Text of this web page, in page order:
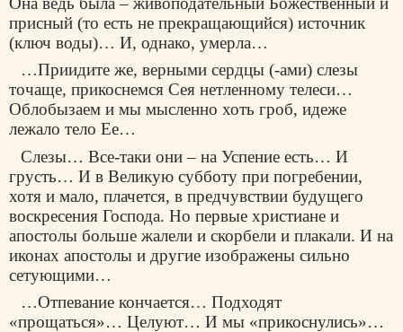
присный (то есть не прекращающийся) источник
(ключ воды)… И, однако, умерла…
…Приидите же, верными сердцы (-ами) слезы
точаще, прикоснемся Сея нетленному телеси…
Облобызаем и мы мысленно хоть гроб, идеже
лежало тело Ее…
Слезы… Все-таки они – на Успение есть… И
грусть… И в Великую субботу при погребении,
хотя и мало, плачется, в предчувствии будущего
воскресения Господа. Но первые христиане и
апостолы больше жалели и скорбели и плакали. И на
иконах апостолы и другие изображены сильно
сетующими…
…Отпевание кончается… Подходят
«прощаться»… Целуют… И мы «прикоснулись»…